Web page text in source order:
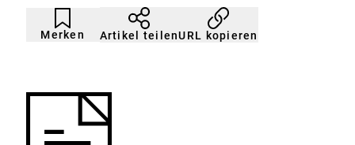
Merken
Artikel
nicht
gemerkt
Durch
Klicken
der
Artikel teilenURL kopieren